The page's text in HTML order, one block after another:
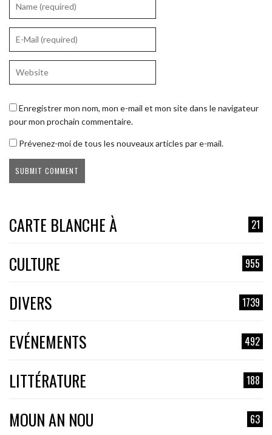
Enregistrer mon nom, mon e-mail et mon site dans le navigateur
pour mon prochain commentaire.
Prévenez-moi de tous les nouveaux articles par e-mail.
CARTE BLANCHE À 21
CULTURE 955
DIVERS 1739
EVÉNEMENTS 492
LITTÉRATURE 188
MOUN AN NOU 63